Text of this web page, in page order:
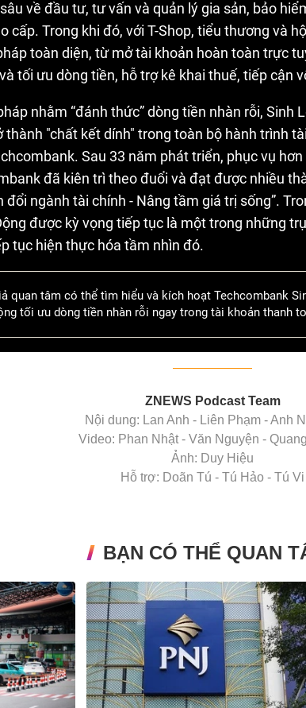
về đầu tư, tư vấn và quản lý gia sản, bảo
cấp. Trong khi đó, với T-Shop, tiểu thương và
toàn diện, từ mở tài khoản hoàn toàn trực
tối ưu dòng tiền, hỗ trợ kê khai thuế, tiếp cận
nhằm “đánh thức” dòng tiền nhàn rỗi, Sinh
thành "chất kết dính" trong toàn bộ hành trình
Sau 33 năm phát triển, phục vụ
đã kiên trì theo đuổi và đạt được nhiều
đổi ngành tài chính - Nâng tầm giá trị sống”.
được kỳ vọng tiếp tục là một trong những
tục hiện thực hóa tầm nhìn đó.
quan tâm có thể tìm hiểu và kích hoạt Techcombank
tối ưu dòng tiền nhàn rỗi ngay trong tài khoản thanh
ZNEWS Podcast Team
Nội dung: Lan Anh - Liên Phạm - Anh
Video: Phan Nhật - Văn Nguyện -
Ảnh: Duy Hiệu
Hỗ trợ: Doãn Tú - Tú Hảo - Tú Vi
BẠN CÓ THỂ QUAN